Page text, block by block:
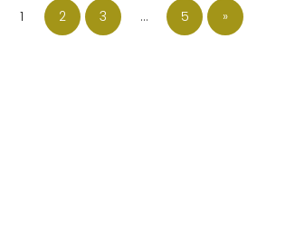
1 2 3 … 5 »